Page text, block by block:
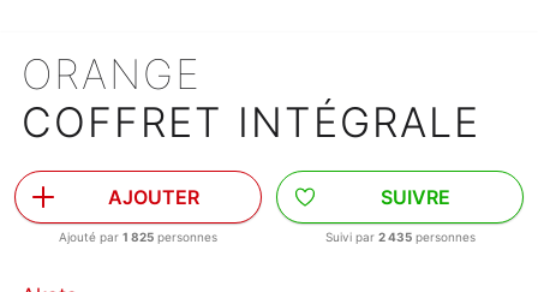
ORANGE
COFFRET INTÉGRALE
AJOUTER
Ajouté par 1 825 personnes
SUIVRE
Suivi par 2 435personnes